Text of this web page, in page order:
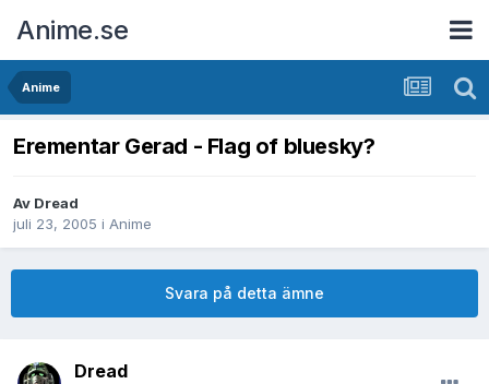
Anime.se
Anime
Erementar Gerad - Flag of bluesky?
Av Dread
juli 23, 2005 i Anime
Svara på detta ämne
Dread